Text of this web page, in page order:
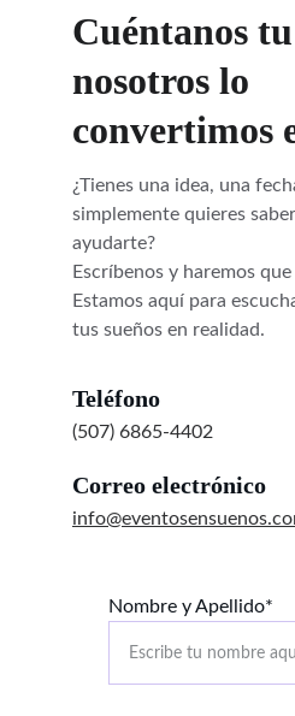
Cuéntanos
nosotros lo
convertimos
¿Tienes una idea, una
simplemente quieres
ayudarte?
Escríbenos y haremos
Estamos aquí para
tus sueños en realidad.
Teléfono
(507) 6865-4402
Correo electrónico
Nombre y Apellido*